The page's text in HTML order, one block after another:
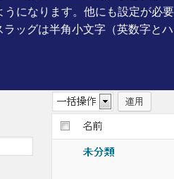
になります。他にも設定が必
ッグは半角小文字（英数字と